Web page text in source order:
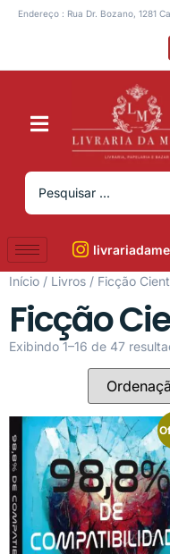
Endereço : Rua Dr. Bozano, 1281
Início / Livros / Ficção
Ficção
Exibindo 1–16 de 47